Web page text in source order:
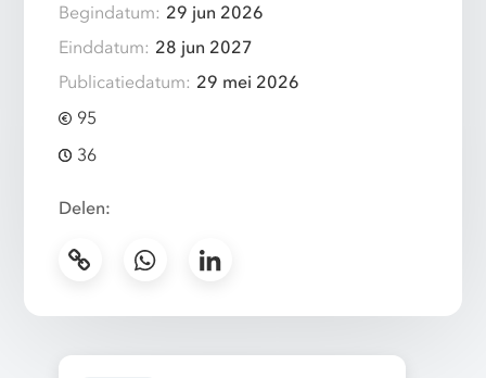
Begindatum: 29 jun 2026
Einddatum: 28 jun 2027
Publicatiedatum: 29 mei 2026
95
36
Delen: